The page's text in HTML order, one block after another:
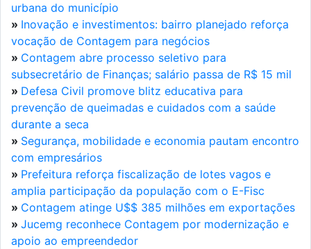
urbana do município
» Inovação e investimentos: bairro planejado reforça
vocação de Contagem para negócios
» Contagem abre processo seletivo para
subsecretário de Finanças; salário passa de R$ 15 mil
» Defesa Civil promove blitz educativa para
prevenção de queimadas e cuidados com a saúde
durante a seca
» Segurança, mobilidade e economia pautam encontro
com empresários
» Prefeitura reforça fiscalização de lotes vagos e
amplia participação da população com o E-Fisc
» Contagem atinge U$$ 385 milhões em exportações
» Jucemg reconhece Contagem por modernização e
apoio ao empreendedor